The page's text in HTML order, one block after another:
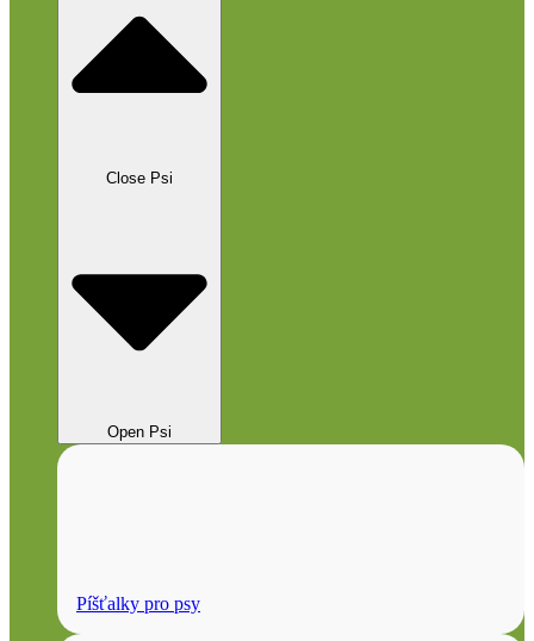
Close Psi
Open Psi
Píšťalky pro psy